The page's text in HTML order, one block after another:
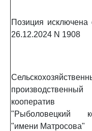
Позиция
26.12.2024 N 1908
производственный
кооператив
"Рыболовецкий
"имени Матросова"